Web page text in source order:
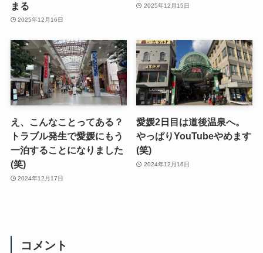
まる
2025年12月16日
2025年12月15日
え、こんなことってある？
トラブル発生で愛媛にもう
一泊することになりました
(笑)
2024年12月17日
愛媛2日目は道後温泉へ。
やっぱりYouTubeやめます
(笑)
2024年12月16日
コメント